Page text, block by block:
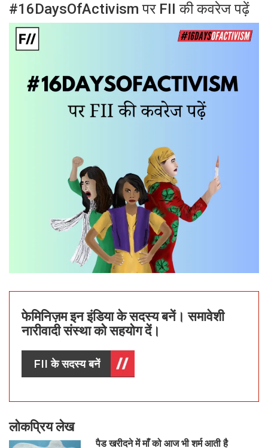
#16DaysOfActivism पर FII की कवरेज पढ़ें
फेमिनिज़म इन इंडिया के सदस्य बनें। समावेशी
नारीवादी संस्था को सहयोग दें।
FII के सदस्य बनें
लोकप्रिय लेख
पैड खरीदने में माँ को आज भी शर्म आती है